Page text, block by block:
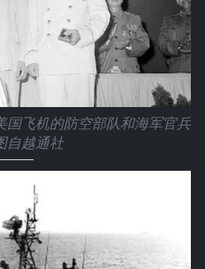
国飞机的防空部队和海军官兵
自越通社